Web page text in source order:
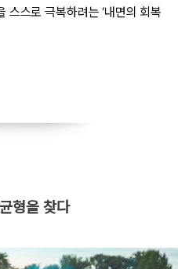
스스로 극복하려는 ‘내면의 회복
형을 찾다